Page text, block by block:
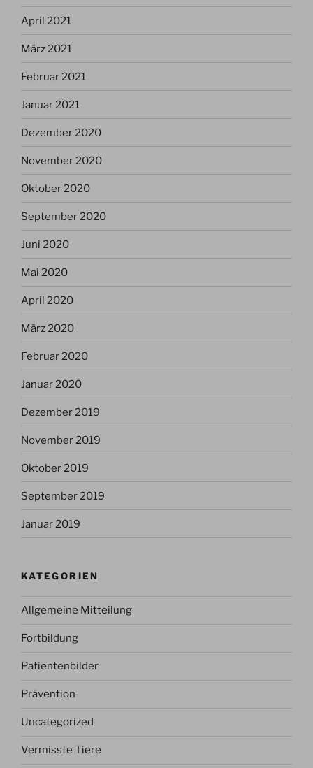
April 2021
März 2021
Februar 2021
Januar 2021
Dezember 2020
November 2020
Oktober 2020
September 2020
Juni 2020
Mai 2020
April 2020
März 2020
Februar 2020
Januar 2020
Dezember 2019
November 2019
Oktober 2019
September 2019
Januar 2019
KATEGORIEN
Allgemeine Mitteilung
Fortbildung
Patientenbilder
Prävention
Uncategorized
Vermisste Tiere